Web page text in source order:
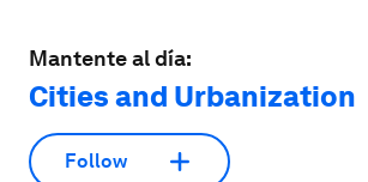
Mantente al día:
Cities and Urbanization
Follow